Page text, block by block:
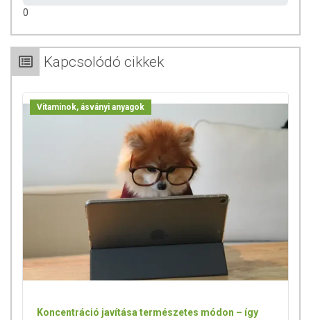
0
Kapcsolódó cikkek
Vitaminok, ásványi anyagok
Koncentráció javítása természetes módon – így